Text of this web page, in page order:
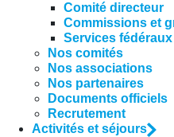
Comité directeur
Commissions et
Services fédéraux
Nos comités
Nos associations
Nos partenaires
Documents officiels
Recrutement
Activités et séjours